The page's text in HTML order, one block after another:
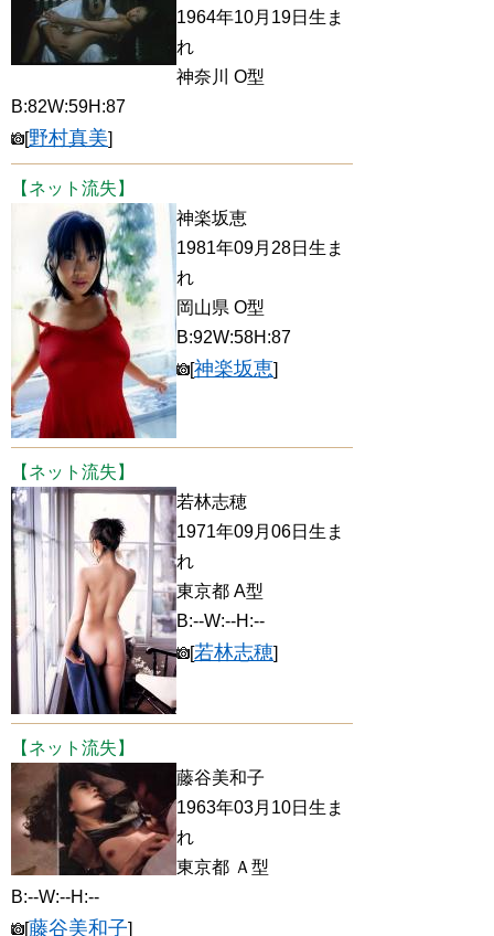
1964年10月19日生ま
れ
神奈川 O型
B:82W:59H:87
[野村真美]
【ネット流失】
神楽坂恵
1981年09月28日生ま
れ
岡山県 O型
B:92W:58H:87
[神楽坂恵]
【ネット流失】
若林志穂
1971年09月06日生ま
れ
東京都 A型
B:--W:--H:--
[若林志穂]
【ネット流失】
藤谷美和子
1963年03月10日生ま
れ
東京都 Ａ型
B:--W:--H:--
[藤谷美和子]